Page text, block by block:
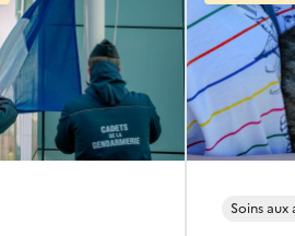
Soins aux